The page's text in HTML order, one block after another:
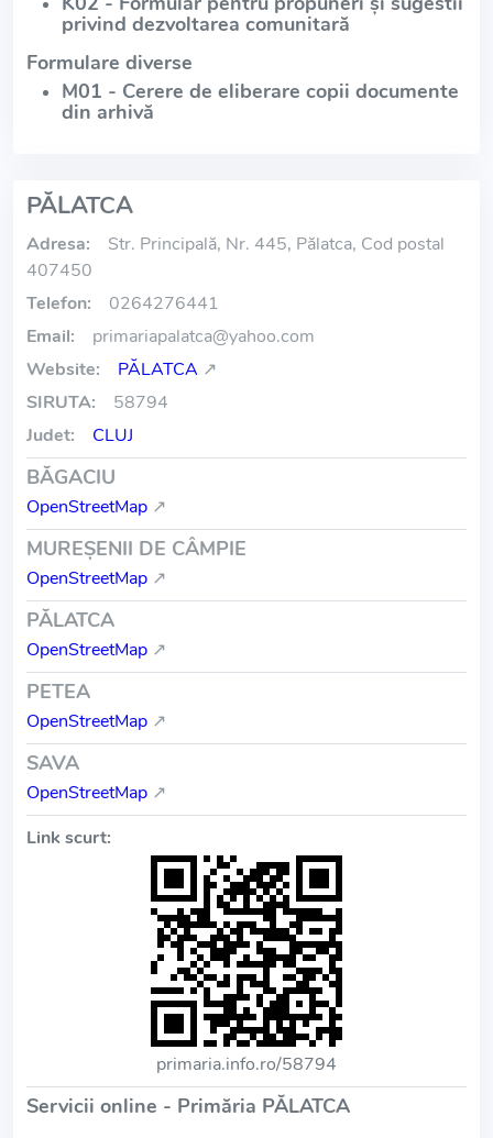
privind dezvoltarea comunitară
Formulare diverse
M01 - Cerere de eliberare copii documente
din arhivă
PĂLATCA
Adresa:
Str. Principală, Nr. 445, Pălatca, Cod postal
407450
Telefon:
0264276441
Email:
primariapalatca@yahoo.com
Website:
PĂLATCA ↗
SIRUTA:
58794
Judet:
CLUJ
BĂGACIU
OpenStreetMap ↗
MUREŞENII DE CÂMPIE
OpenStreetMap ↗
PĂLATCA
OpenStreetMap ↗
PETEA
OpenStreetMap ↗
SAVA
OpenStreetMap ↗
Link scurt:
primaria.info.ro/58794
Servicii online - Primăria PĂLATCA